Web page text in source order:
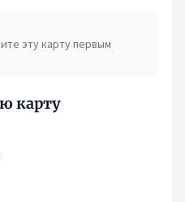
эту карту первым
карту